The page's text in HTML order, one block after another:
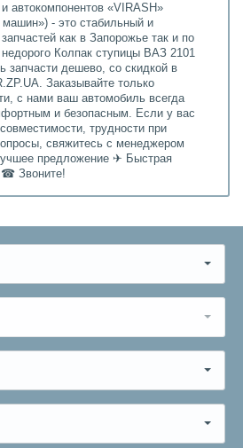
автокомпонентов «VIRASH»
- это стабильный и
как в Запорожье так и по
Колпак ступицы ВАЗ 2101
запчасти дешево, со скидкой в
Заказывайте только
с нами ваш автомобиль всегда
и безопасным. Если у вас
трудности при
свяжитесь с менеджером
предложение ✈ Быстрая
☎ Звоните!